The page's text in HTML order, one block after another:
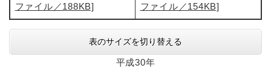
ファイル／188KB]
ファイル／154KB]
表のサイズを切り替える
平成30年